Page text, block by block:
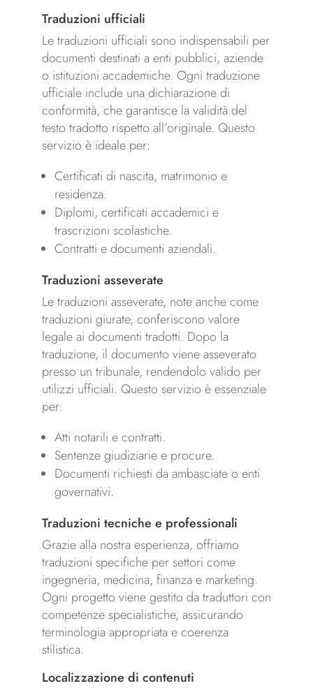
Traduzioni ufficiali
Le traduzioni ufficiali sono indispensabili per
documenti destinati a enti pubblici, aziende
o istituzioni accademiche. Ogni traduzione
ufficiale include una dichiarazione di
conformità, che garantisce la validità del
testo tradotto rispetto all’originale. Questo
servizio è ideale per:
Certificati di nascita, matrimonio e
residenza.
Diplomi, certificati accademici e
trascrizioni scolastiche.
Contratti e documenti aziendali.
Traduzioni asseverate
Le traduzioni asseverate, note anche come
traduzioni giurate, conferiscono valore
legale ai documenti tradotti. Dopo la
traduzione, il documento viene asseverato
presso un tribunale, rendendolo valido per
utilizzi ufficiali. Questo servizio è essenziale
per:
Atti notarili e contratti.
Sentenze giudiziarie e procure.
Documenti richiesti da ambasciate o enti
governativi.
Traduzioni tecniche e professionali
Grazie alla nostra esperienza, offriamo
traduzioni specifiche per settori come
ingegneria, medicina, finanza e marketing.
Ogni progetto viene gestito da traduttori con
competenze specialistiche, assicurando
terminologia appropriata e coerenza
stilistica.
Localizzazione di contenuti